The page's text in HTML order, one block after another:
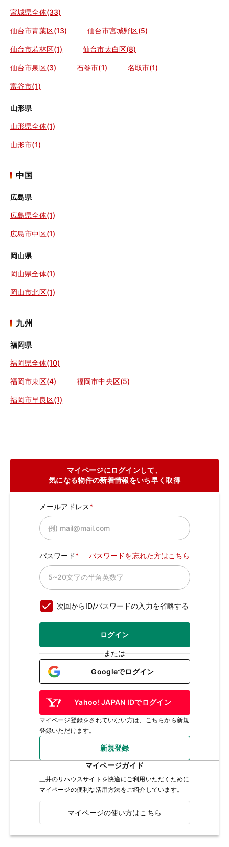
宮城県全体(33)
仙台市青葉区(13) 仙台市宮城野区(5)
仙台市若林区(1) 仙台市太白区(8)
仙台市泉区(3) 石巻市(1) 名取市(1)
富谷市(1)
山形県
山形県全体(1)
山形市(1)
中国
広島県
広島県全体(1)
広島市中区(1)
岡山県
岡山県全体(1)
岡山市北区(1)
九州
福岡県
福岡県全体(10)
福岡市東区(4) 福岡市中央区(5)
福岡市早良区(1)
マイページにログインして、
気になる物件の新着情報をいち早く取得
メールアドレス
パスワード パスワードを忘れた方はこちら
次回からID/パスワードの入力を省略する
ログイン
または
Googleでログイン
Yahoo! JAPAN IDでログイン
マイページ登録をされていない方は、こちらから新規
登録いただけます。
新規登録
マイページガイド
三井のリハウスサイトを快適にご利用いただくために
マイページの便利な活用方法をご紹介しています。
マイページの使い方はこちら